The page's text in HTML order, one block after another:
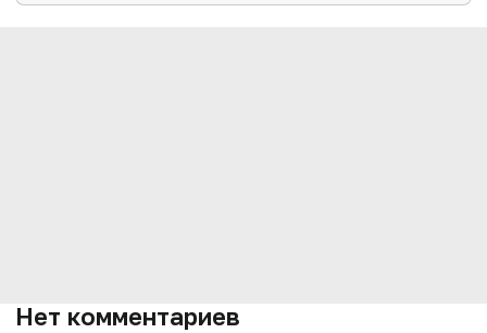
Нет комментариев